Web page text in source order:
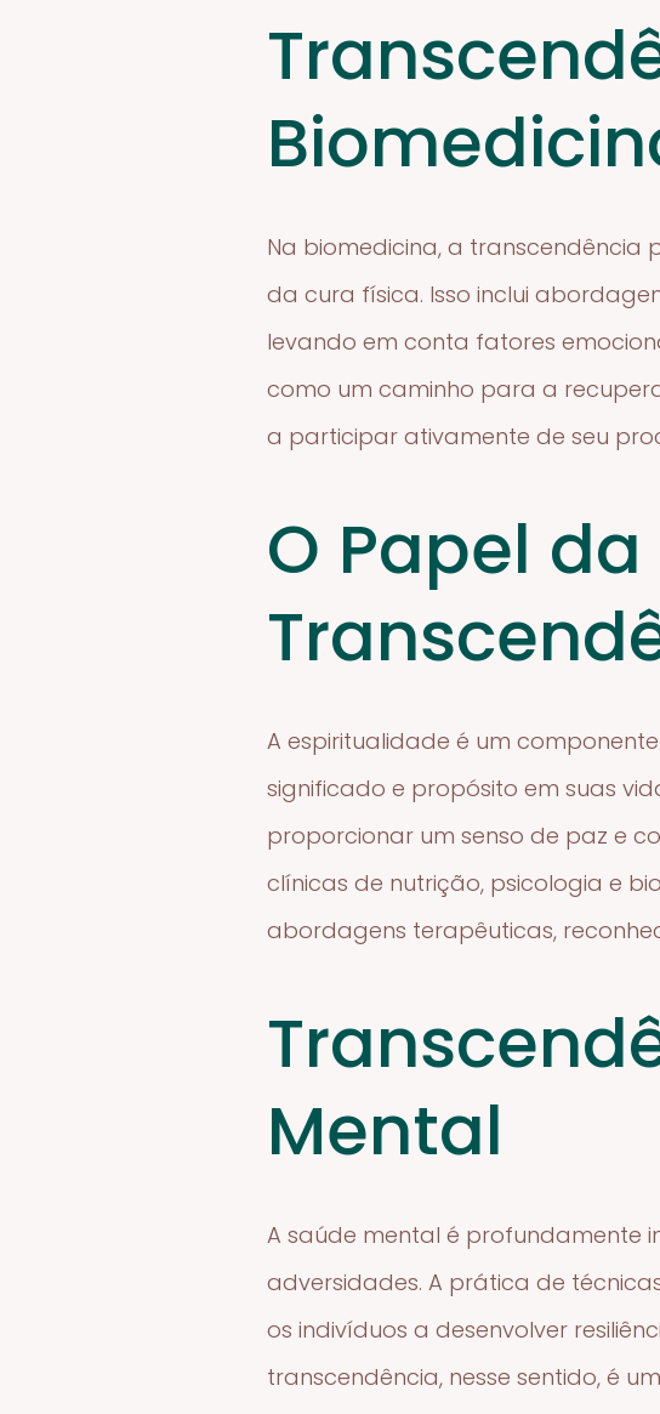
Na biomedicina, a
da cura física. Isso inclui
levando em conta fatores
como um caminho para a
a participar ativamente de seu
O Papel
A espiritualidade é um
significado e propósito em suas
proporcionar um senso de paz e
clínicas de nutrição, psicologia e
abordagens terapêuticas,
Mental
A saúde mental é profundamente
adversidades. A prática de
os indivíduos a desenvolver
transcendência, nesse sentido, é